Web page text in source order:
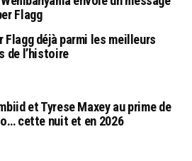
Flagg
Flagg déjà parmi les meilleurs
de l’histoire
et Tyrese Maxey au prime de
cette nuit et en 2026